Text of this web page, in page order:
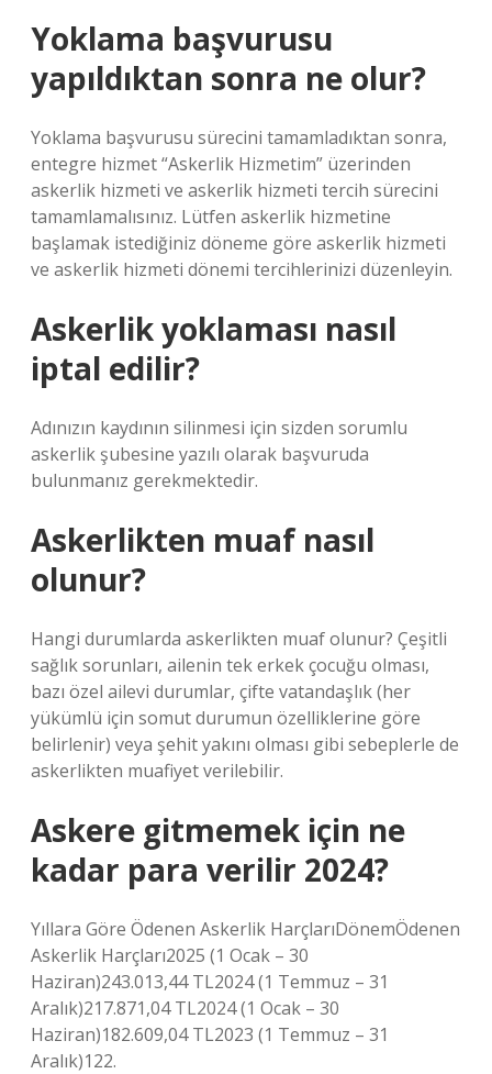
Yoklama başvurusu
yapıldıktan sonra ne olur?
Yoklama başvurusu sürecini tamamladıktan sonra,
entegre hizmet “Askerlik Hizmetim” üzerinden
askerlik hizmeti ve askerlik hizmeti tercih sürecini
tamamlamalısınız. Lütfen askerlik hizmetine
başlamak istediğiniz döneme göre askerlik hizmeti
ve askerlik hizmeti dönemi tercihlerinizi düzenleyin.
Askerlik yoklaması nasıl
iptal edilir?
Adınızın kaydının silinmesi için sizden sorumlu
askerlik şubesine yazılı olarak başvuruda
bulunmanız gerekmektedir.
Askerlikten muaf nasıl
olunur?
Hangi durumlarda askerlikten muaf olunur? Çeşitli
sağlık sorunları, ailenin tek erkek çocuğu olması,
bazı özel ailevi durumlar, çifte vatandaşlık (her
yükümlü için somut durumun özelliklerine göre
belirlenir) veya şehit yakını olması gibi sebeplerle de
askerlikten muafiyet verilebilir.
Askere gitmemek için ne
kadar para verilir 2024?
Yıllara Göre Ödenen Askerlik HarçlarıDönemÖdenen
Askerlik Harçları2025 (1 Ocak – 30
Haziran)243.013,44 TL2024 (1 Temmuz – 31
Aralık)217.871,04 TL2024 (1 Ocak – 30
Haziran)182.609,04 TL2023 (1 Temmuz – 31
Aralık)122.